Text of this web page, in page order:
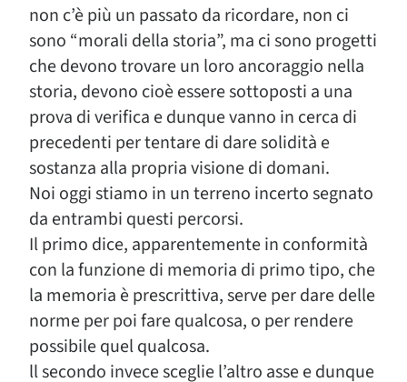
non c’è più un passato da ricordare, non ci
sono “morali della storia”, ma ci sono progetti
che devono trovare un loro ancoraggio nella
storia, devono cioè essere sottoposti a una
prova di verifica e dunque vanno in cerca di
precedenti per tentare di dare solidità e
sostanza alla propria visione di domani.
Noi oggi stiamo in un terreno incerto segnato
da entrambi questi percorsi.
Il primo dice, apparentemente in conformità
con la funzione di memoria di primo tipo, che
la memoria è prescrittiva, serve per dare delle
norme per poi fare qualcosa, o per rendere
possibile quel qualcosa.
ll secondo invece sceglie l’altro asse e dunque